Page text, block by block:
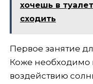
хочешь в
сходить
Первое занятие
Коже необходимо
воздействию